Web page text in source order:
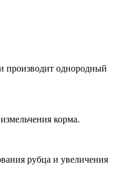
производит однородный
корма.
рубца и увеличения